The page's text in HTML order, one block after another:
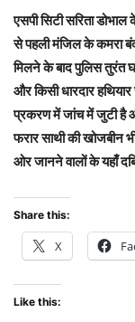
एसपी सिटी सरिता
से पहली मंजिल के कमरा
मिलने के बाद पुलिस तुरंत
और किसी धारदार
प्रकरण में जांच में जुटी है
फरार साथी की खोजबीन
ओर जानने वालों के यहाँ
Share this:
X
Like this: